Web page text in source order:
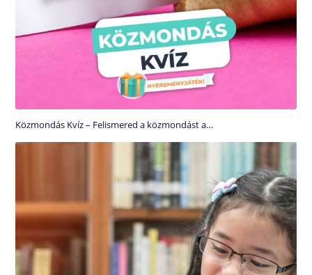
Közmondás Kvíz – Felismered a közmondást a…